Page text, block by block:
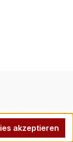
akzeptieren